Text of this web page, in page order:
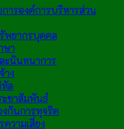
ารองค์การบริหารส่วน
พยากรบุคคล
ษา
นันทนาการ
าง
ล
ชาสัมพันธ์
กันการทุจริต
วามเสี่ยง